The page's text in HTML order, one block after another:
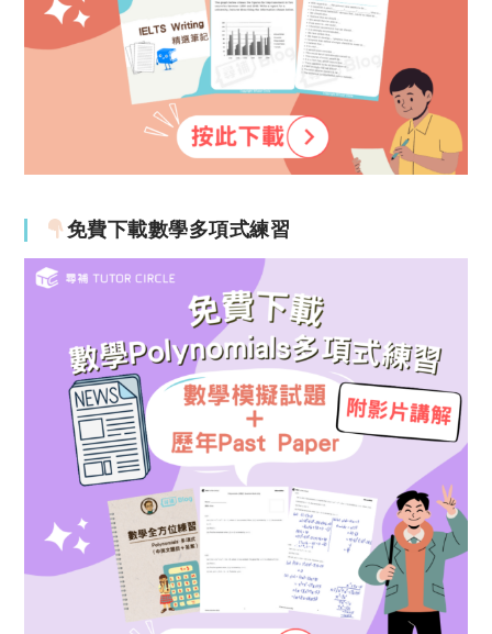
免費下載數學多項式練習